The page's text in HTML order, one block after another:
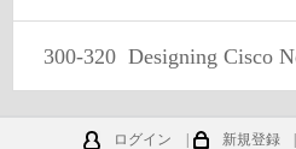
300-320 Designing Cisco Network Service
ログイン 新規登録